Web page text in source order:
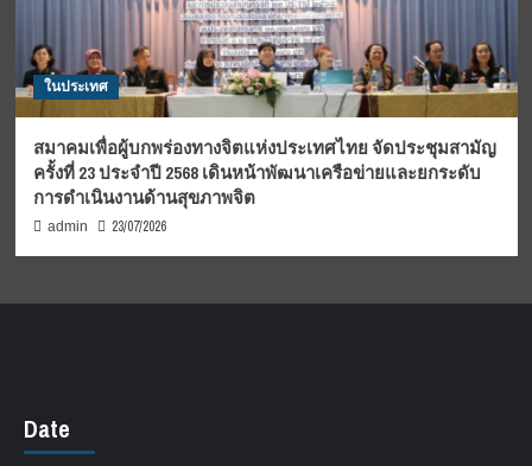
ในประเทศ
สมาคมเพื่อผู้บกพร่องทางจิตแห่งประเทศไทย จัดประชุมสามัญ
ครั้งที่ 23 ประจำปี 2568 เดินหน้าพัฒนาเครือข่ายและยกระดับ
การดำเนินงานด้านสุขภาพจิต
admin 23/07/2026
Date